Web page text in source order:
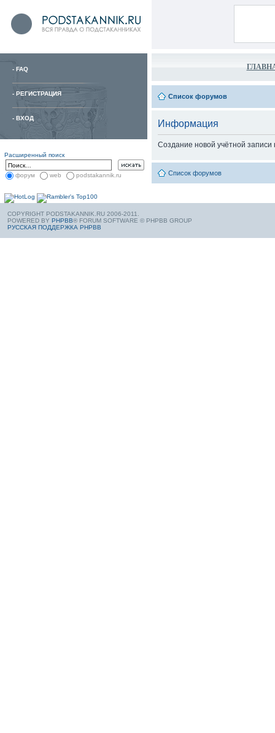
- FAQ
- РЕГИСТРАЦИЯ
- ВХОД
Расширенный поиск
форум web podstakannik.ru
Список форумов
Информация
Создание новой учётной
Список форумов
COPYRIGHT PODSTAKANNIK.RU 2006-2011.
POWERED BY PHPBB® FORUM SOFTWARE © PHPBB GROUP
РУССКАЯ ПОДДЕРЖКА PHPBB